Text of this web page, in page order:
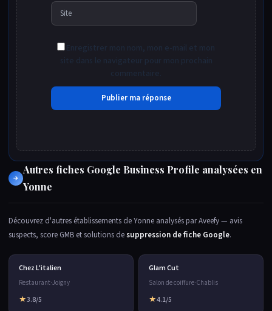
Site
Enregistrer mon nom, mon e-mail et mon
site dans le navigateur pour mon prochain
commentaire.
→
Autres fiches Google Business Profile analysées en
Yonne
Découvrez d'autres établissements de Yonne analysés par Aveefy — avis
suspects, score GMB et solutions desuppression de fiche Google.
Chez L'italien
Restaurant·Joigny
★3.8/5
Glam Cut
Salon de coiffure·Chablis
★4.1/5